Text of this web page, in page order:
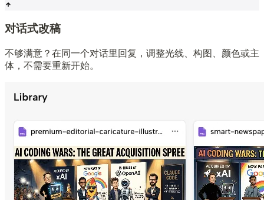
对话式改稿
不够满意？在同一个对话里回复，调整光线、构图、颜色或主
体，不需要重新开始。